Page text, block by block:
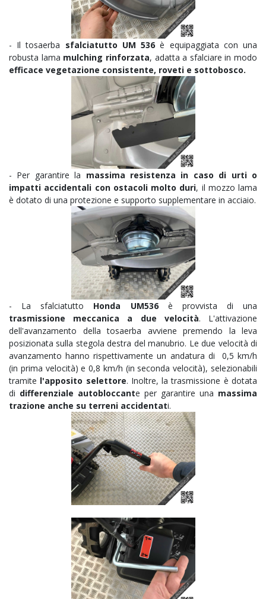
- Il tosaerba sfalciatutto UM 536 è equipaggiata con una
robusta lama mulching rinforzata, adatta a sfalciare in modo
efficace vegetazione consistente, roveti e sottobosco.
- Per garantire la massima resistenza in caso di urti o
impatti accidentali con ostacoli molto duri, il mozzo lama
è dotato di una protezione e supporto supplementare in acciaio.
- La sfalciatutto Honda UM536è provvista di una
trasmissione meccanica a due velocità. L'attivazione
dell'avanzamento della tosaerba avviene premendo la leva
posizionata sulla stegola destra del manubrio. Le due velocità di
avanzamento hanno rispettivamente un andatura di 0,5 km/h
(in prima velocità) e 0,8 km/h (in seconda velocità), selezionabili
tramite l'apposito selettore. Inoltre, la trasmissione è dotata
di differenziale autobloccante per garantire una massima
trazione anche su terreni accidentati.